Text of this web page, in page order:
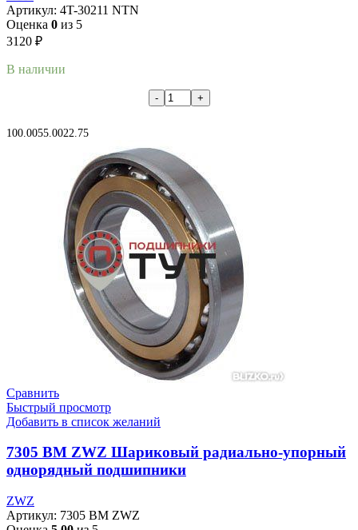
Артикул: 4T-30211 NTN
Оценка 0 из 5
3120 ₽
В наличии
100.0055.0022.75
Сравнить
Быстрый просмотр
Добавить в список желаний
7305 BM ZWZ Шариковый радиально-упорный
однорядный подшипники
ZWZ
Артикул: 7305 BM ZWZ